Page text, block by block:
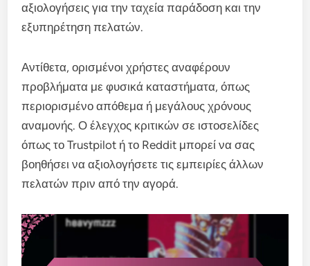
αξιολογήσεις για την ταχεία παράδοση και την
εξυπηρέτηση πελατών.
Αντίθετα, ορισμένοι χρήστες αναφέρουν
προβλήματα με φυσικά καταστήματα, όπως
περιορισμένο απόθεμα ή μεγάλους χρόνους
αναμονής. Ο έλεγχος κριτικών σε ιστοσελίδες
όπως το Trustpilot ή το Reddit μπορεί να σας
βοηθήσει να αξιολογήσετε τις εμπειρίες άλλων
πελατών πριν από την αγορά.